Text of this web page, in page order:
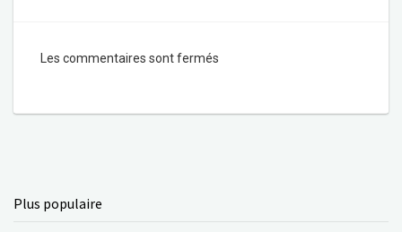
Les commentaires sont fermés
Plus populaire